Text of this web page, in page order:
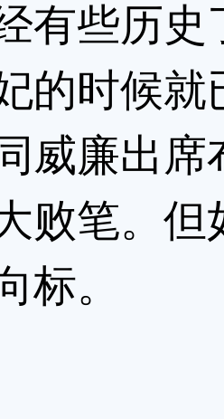
有些历
的时候
威廉出
败笔。
标。